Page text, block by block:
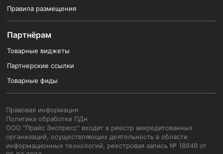
Правила размещения
Партнёрам
Товарные виджеты
Партнерские ссылки
Товарные фиды
Правовая информация
Политика обработки ПДн
ООО "Прайс Экспресс" входит в реестр аккредитованных
организаций, осуществляющих деятельность в области
информационных технологий, реестровая запись № 18649 от